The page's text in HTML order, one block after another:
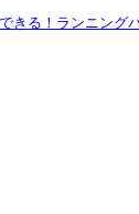
きる！ランニング